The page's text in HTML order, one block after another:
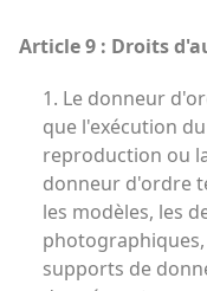
Article 9 : Droits
1. Le donneur
que l'exécution
reproduction ou
donneur d'ordre
les modèles, les
supports de